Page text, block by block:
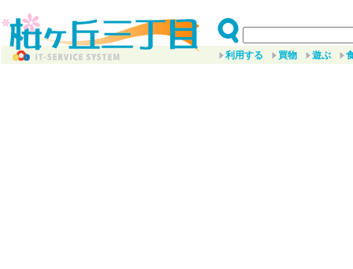
利用する 買物 遊ぶ